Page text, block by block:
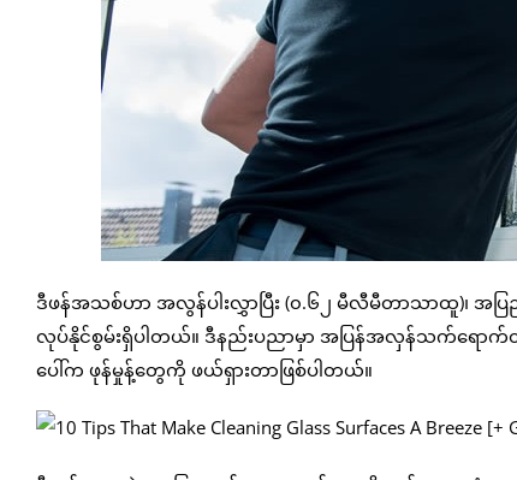
ဒီဖန်အသစ်ဟာ အလွန်ပါးလွှာပြီး (၀.၆၂ မီလီမီတာသာထူ)၊ အပ
လုပ်နိုင်စွမ်းရှိပါတယ်။ ဒီနည်းပညာမှာ အပြန်အလှန်သက်ရောက်တဲ့ လ
ပေါ်က ဖုန်မှုန့်တွေကို ဖယ်ရှားတာဖြစ်ပါတယ်။